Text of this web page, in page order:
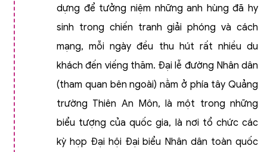
dựng để tưởng niệm những anh hùng đã hy
sinh trong chiến tranh giải phóng và cách
mạng, mỗi ngày đều thu hút rất nhiều du
khách đến viếng thăm. Đại lễ đường Nhân dân
(tham quan bên ngoài) nằm ở phía tây Quảng
trường Thiên An Môn, là một trong những
biểu tượng của quốc gia, là nơi tổ chức các
kỳ họp Đại hội Đại biểu Nhân dân toàn quốc